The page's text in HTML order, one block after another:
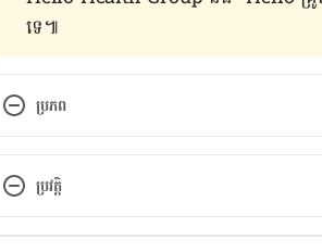
ទេ៕
ប្រភព
An Overview of Nipple Discharge
discharge-430412
Nipple discharge https://
ប្រវត្តិ
កំណែ​ប្រែបច្ចុប្បន្ន